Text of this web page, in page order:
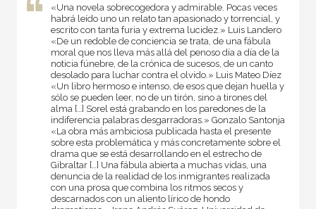
«Una novela sobrecogedora y admirable. Pocas veces
habrá leído uno un relato tan apasionado y torrencial, y
escrito con tanta furia y extrema lucidez.» Luis Landero
«De un redoble de conciencia se trata, de una fábula
moral que nos lleva más allá del penoso día a día de la
noticia fúnebre, de la crónica de sucesos, de un canto
desolado para luchar contra el olvido.» Luis Mateo Díez
«Un libro hermoso e intenso, de esos que dejan huella y
sólo se pueden leer, no de un tirón, sino a tirones del
alma […] Sorel está grabando en los paredones de la
indiferencia palabras desgarradoras.» Gonzalo Santonja
«La obra más ambiciosa publicada hasta el presente
sobre esta problemática y más concretamente sobre el
drama que se está desarrollando en el estrecho de
Gibraltar […] Una fábula abierta a muchas vidas, una
denuncia de la realidad de los inmigrantes realizada
con una prosa que combina los ritmos secos y
descarnados con un aliento lírico de hondo